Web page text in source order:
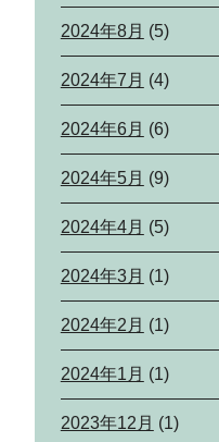
2024年8月 (5)
2024年7月 (4)
2024年6月 (6)
2024年5月 (9)
2024年4月 (5)
2024年3月 (1)
2024年2月 (1)
2024年1月 (1)
2023年12月 (1)